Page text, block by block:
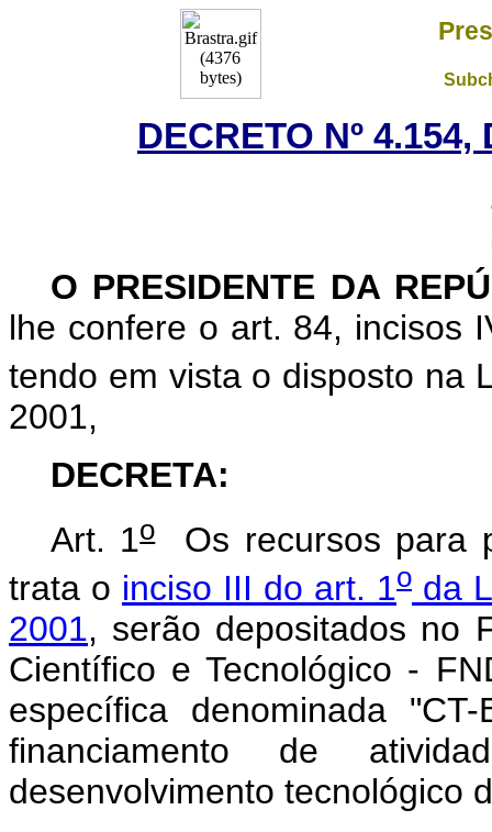
DECRETO Nº
O PRESIDENTE DA
lhe confere o art. 84, incisos
tendo em vista o disposto na
2001,
DECRETA:
Art. 1oOs recursos para
trata o inciso III do art. 1o da
2001, serão depositados no
Científico e Tecnológico -
específica denominada
financiamento de
desenvolvimento tecnológico